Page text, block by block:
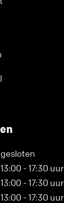
gesloten
13:00 - 17:30 uur
13:00 - 17:30 uur
13:00 - 17:30 uur